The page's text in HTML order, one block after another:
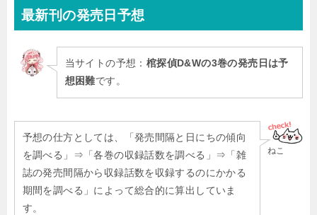
最新刊の発売日予想
当サイトの予想： 棺探偵D&Wの3巻の発売日は予
想困難です。
ねこ
予想の仕方としては、「発売間隔と日にちの傾向
を調べる」⇒「各巻の収録話数を調べる」⇒「雑
誌の発売間隔から収録話数を収録するのにかかる
期間を調べる」によって総合的に算出していま
す。